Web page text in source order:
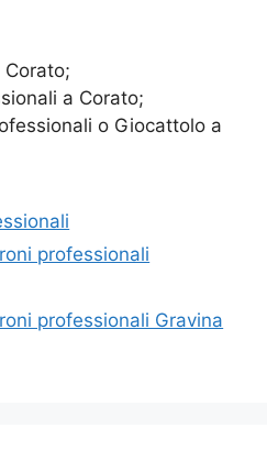
Corato;
a Corato;
o Giocattolo a
professionali
professionali Gravina